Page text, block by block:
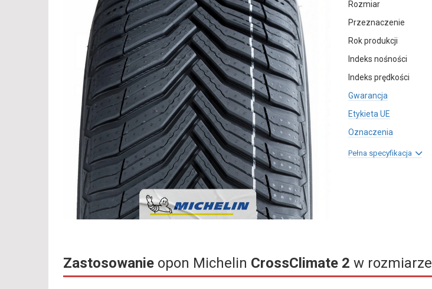
Rozmiar
Przeznaczenie
Rok produkcji
Indeks nośności
Indeks prędkości
Gwarancja
Etykieta UE
Oznaczenia
Pełna specyfikacja
Zastosowanie opon Michelin CrossClimate 2 w rozmiarze